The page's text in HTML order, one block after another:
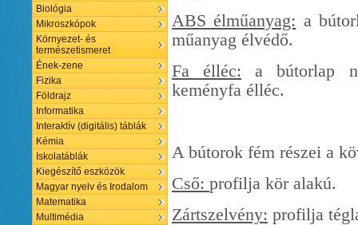
Biológia
Mikroszkópok
Környezet- és
természetismeret
Ének-zene
Fizika
Földrajz
Informatika
Interaktív (digitális) táblák
Kémia
Iskolatáblák
Kiegészítő eszközök
Magyar nyelv és Irodalom
Matematika
Multimédia
ABS élműanyag: a
műanyag élvédő.
Fa élléc: a bútorlap
keményfa élléc.
A bútorok fém részei a
Cső: profilja kör alakú.
Zártszelvény: profilja